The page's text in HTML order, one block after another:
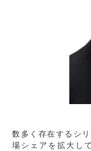
数多く存在するシ
場シェアを拡大し